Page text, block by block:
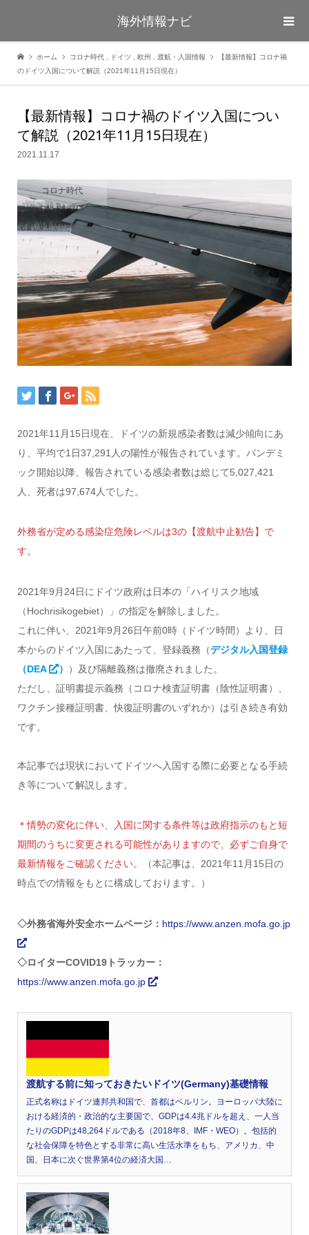
海外情報ナビ
ホーム コロナ時代 ドイツ 欧州 渡航・入国情報
【最新情報】コロナ禍
のドイツ入国について解説（2021年11月15日現在）
【最新情報】コロナ禍のドイツ入国につい
て解説（2021年11月15日現在）
2021.11.17
コロナ時代
2021年11月15日現在、ドイツの新規感染者数は減少傾向にあ
り、平均で1日37,291人の陽性が報告されています。パンデミ
ック開始以降、報告されている感染者数は総じて5,027,421
人、死者は97,674人でした。
外務省が定める感染症危険レベルは3の【渡航中止勧告】で
す。
2021年9月24日にドイツ政府は日本の​​「ハイリスク地域
（Hochrisikogebiet）」の指定を解除しました。
これに伴い、2021年9月26日午前0時（ドイツ時間）より、日
本からのドイツ入国にあたって、登録義務（デジタル入国登録
（DEA
）
）及び隔離義務は撤廃されました。
ただし、証明書提示義務（コロナ検査証明書（陰性証明書）、
ワクチン接種証明書、快復証明書のいずれか）は引き続き有効
です。
本記事では現状においてドイツへ入国する際に必要となる手続
き等について解説します。
＊情勢の変化に伴い、入国に関する条件等は政府指示のもと短
期間のうちに変更される可能性がありますので、必ずご自身で
最新情報をご確認ください。
（本記事は、2021年11月15日の
時点での情報をもとに構成しております。）
◇外務省海外安全ホームページ： https://www.anzen.mofa.go.jp
◇ロイターCOVID19トラッカー：
https://www.anzen.mofa.go.jp
渡航する前に知っておきたいドイツ(Germany)基礎情報
正式名称はドイツ連邦共和国で、首都はベルリン。ヨーロッパ大陸に
おける経済的・政治的な主要国で、GDPは4.4兆ドルを超え、一人当
たりのGDPは48,264ドルである（2018年8、IMF・WEO）。包括的
な社会保障を特色とする非常に高い生活水準をもち、アメリカ、中
国、日本に次ぐ世界第4位の経済大国…